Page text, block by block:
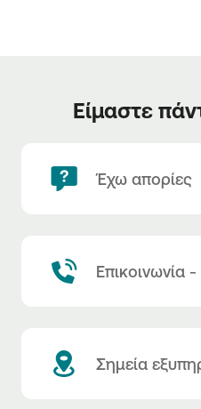
Είμαστε
Έχω απορίες
Επικοινωνία
Σημεία